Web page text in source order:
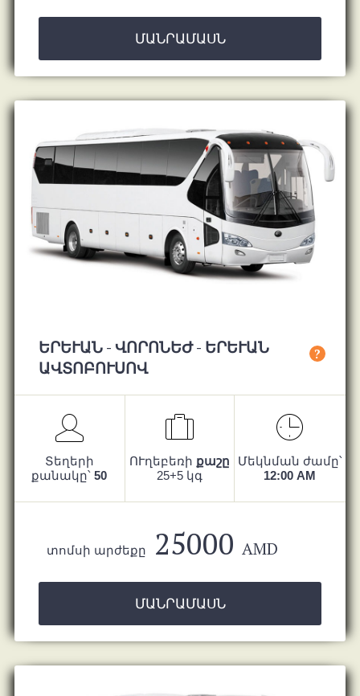
ՄԱՆՐԱՄԱՍՆ
ԵՐԵՒԱՆ - ՎՈՐՈՆԵԺ - ԵՐԵՒԱՆ ԱՎ
ՏՈԲՈՒՍՈՎ
?
Տեղերի
քանակը՝50
ՈՒղեբեռի քաշը
25+5 կգ
Մեկնման ժամը՝
12:00 AM
տոմսի արժեքը 25000 AMD
ՄԱՆՐԱՄԱՍՆ